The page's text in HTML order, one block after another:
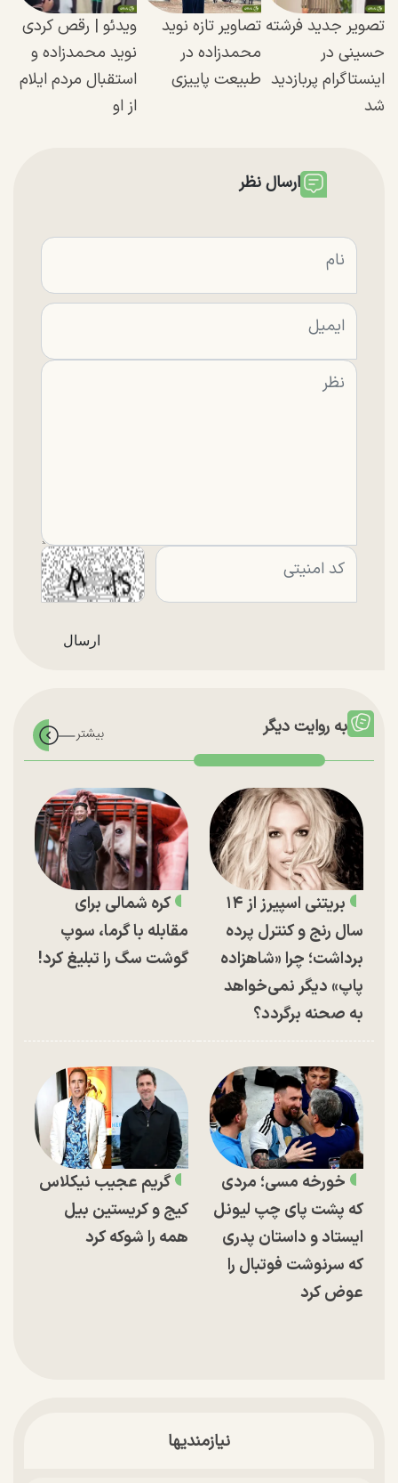
تصویر جدید فرشته
حسینی در
اینستاگرام پربازدید
شد
تصاویر تازه نوید
محمدزاده در
طبیعت پاییزی
ویدئو | رقص کردی
نوید محمدزاده و
استقبال مردم ایلام
از او
ارسال نظر
به روایت دیگر
بریتنی اسپیرز از ۱۴
سال رنج و کنترل پرده
برداشت؛ چرا «شاهزاده
پاپ» دیگر نمی‌خواهد
به صحنه برگردد؟
کره شمالی برای
مقابله با گرما، سوپ
گوشت سگ را تبلیغ کرد!
خورخه مسی؛ مردی
که پشت پای چپ لیونل
ایستاد و داستان پدری
که سرنوشت فوتبال را
عوض کرد
گریم عجیب نیکلاس
کیج و کریستین بیل
همه را شوکه کرد
نیازمندیها